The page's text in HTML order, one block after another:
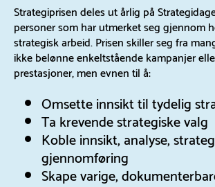
Strategiprisen deles ut årlig på
personer som har utmerket seg gjennom
strategisk arbeid. Prisen skiller seg fra
ikke belønne enkeltstående kampanjer
prestasjoner, men evnen til å:
Omsette innsikt til tydelig
Ta krevende strategiske valg
Koble innsikt, analyse,
gjennomføring
Skape varige,